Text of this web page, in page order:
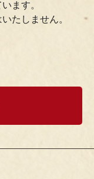
ます。
たしません。